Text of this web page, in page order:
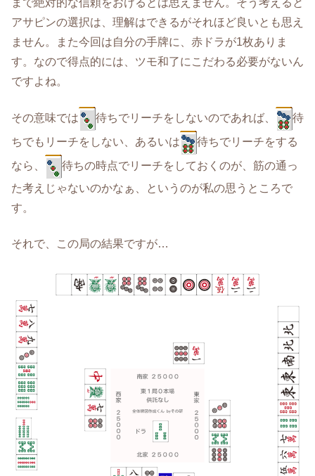
アサピンの選択は、理解はできるがそれほど良いとも思え
ません。また今回は自分の手牌に、赤ドラが1枚ありま
す。なので得点的には、ツモ和了にこだわる必要がないん
ですよね。
その意味では 待ちでリーチをしないのであれば、
待
ちでもリーチをしない、あるいは
待ちでリーチをする
なら、
待ちの時点でリーチをしておくのが、筋の通っ
た考えじゃないのかなぁ、というのが私の思うところで
す。
それで、この局の結果ですが…